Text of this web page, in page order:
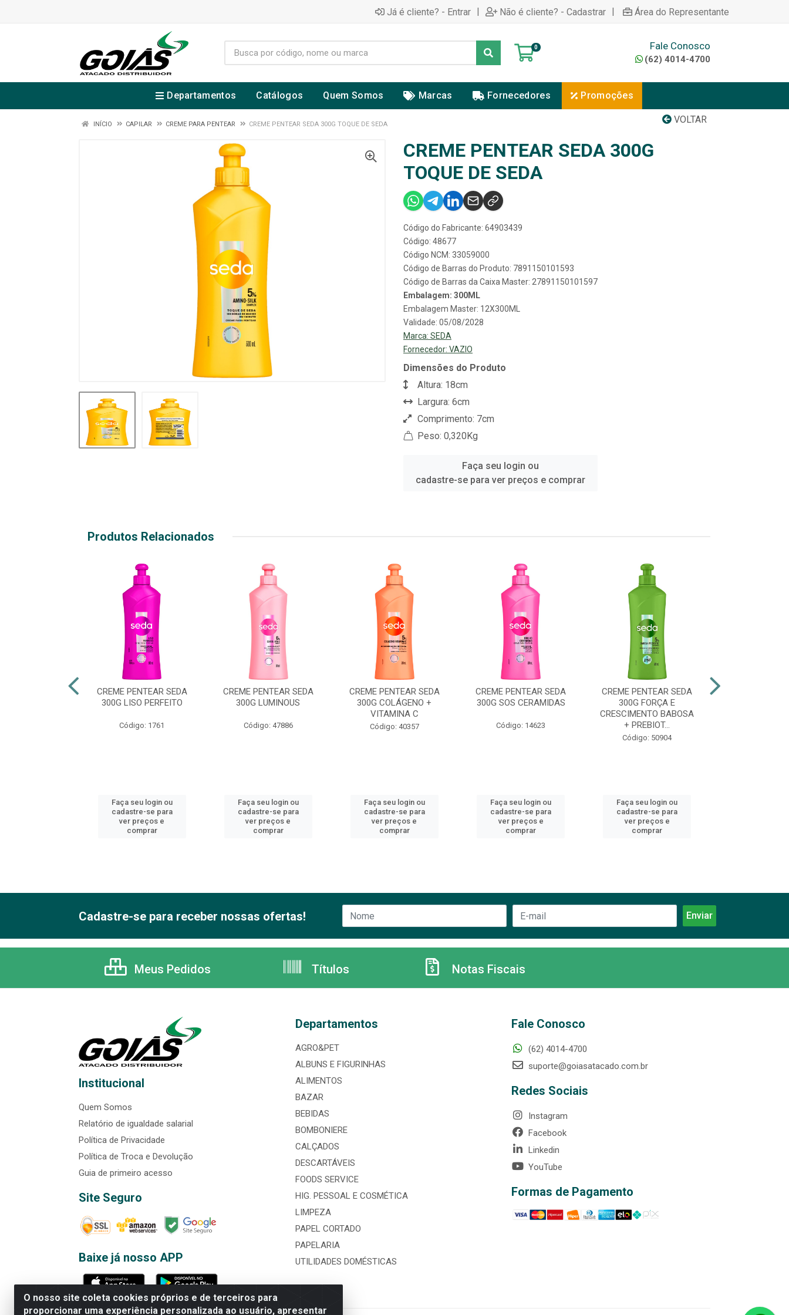
Já é cliente? - Entrar | Não é cliente? - Cadastrar | Área do Representante
0 Fale Conosco
(62) 4014-4700
Departamentos Catálogos Quem Somos Marcas Fornecedores Promoções
VOLTAR
INÍCIO CAPILAR CREME PARA PENTEAR CREME PENTEAR SEDA 300G TOQUE DE SEDA
CREME PENTEAR SEDA 300G
TOQUE DE SEDA
Código do Fabricante: 64903439
Código: 48677
Código NCM: 33059000
Código de Barras do Produto: 7891150101593
Código de Barras da Caixa Master: 27891150101597
Embalagem: 300ML
Embalagem Master: 12X300ML
Validade: 05/08/2028
Marca: SEDA
Fornecedor: VAZIO
Dimensões do Produto
Altura: 18cm
Largura: 6cm
Comprimento: 7cm
Peso: 0,320Kg
Faça seu login ou
cadastre-se para ver preços e comprar
Produtos Relacionados
CREME PENTEAR SEDA
300G LISO PERFEITO
Código: 1761
Faça seu login ou
cadastre-se para
ver preços e
comprar
CREME PENTEAR SEDA
300G LUMINOUS
Código: 47886
Faça seu login ou
cadastre-se para
ver preços e
comprar
CREME PENTEAR SEDA
300G COLÁGENO +
VITAMINA C
Código: 40357
Faça seu login ou
cadastre-se para
ver preços e
comprar
CREME PENTEAR SEDA
300G SOS CERAMIDAS
Código: 14623
Faça seu login ou
cadastre-se para
ver preços e
comprar
CREME PENTEAR SEDA
300G FORÇA E
CRESCIMENTO BABOSA
+ PREBIOT...
Código: 50904
Faça seu login ou
cadastre-se para
ver preços e
comprar
O nosso site coleta cookies próprios e de terceiros para
proporcionar uma experiência personalizada ao usuário, apresentar
Cadastre-se para receber nossas ofertas!
Meus Pedidos Títulos Notas Fiscais
Institucional
Quem Somos
Relatório de igualdade salarial
Política de Privacidade
Política de Troca e Devolução
Guia de primeiro acesso
Site Seguro
Baixe já nosso APP
Departamentos
AGRO&PET
ALBUNS E FIGURINHAS
ALIMENTOS
BAZAR
BEBIDAS
BOMBONIERE
CALÇADOS
DESCARTÁVEIS
FOODS SERVICE
HIG. PESSOAL E COSMÉTICA
LIMPEZA
PAPEL CORTADO
PAPELARIA
UTILIDADES DOMÉSTICAS
Fale Conosco
(62) 4014-4700
suporte@goiasatacado.com.br
Redes Sociais
Instagram
Facebook
Linkedin
YouTube
Formas de Pagamento